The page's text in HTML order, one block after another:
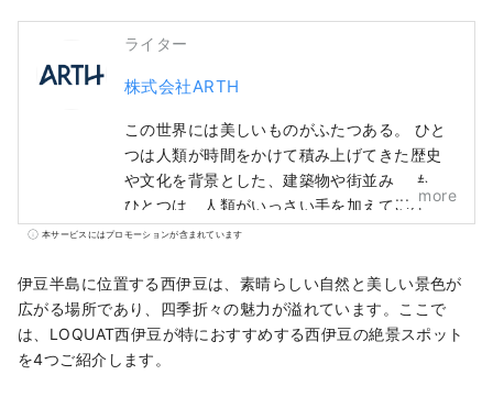
ライター
株式会社ARTH
この世界には美しいものがふたつある。 ひと
つは人類が時間をかけて積み上げてきた歴史
や文化を背景とした、建築物や街並み。 もう
ひとつは、人類がいっさい手を加えていな
い、自然だ。 わたしたちは世界中を冒険し、
れていないものを探し出す。 世界中の人々
へ、心を魅了するアート作品としてお届けす
る。
more
本サービスにはプロモーションが含まれています
伊豆半島に位置する西伊豆は、素晴らしい自然と美しい景色が
広がる場所であり、四季折々の魅力が溢れています。ここで
は、LOQUAT西伊豆が特におすすめする西伊豆の絶景スポット
を4つご紹介します。